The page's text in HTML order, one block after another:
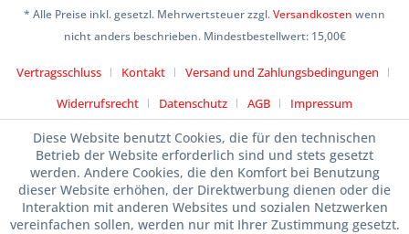
* Alle Preise inkl. gesetzl. Mehrwertsteuer zzgl.Versandkosten wenn
nicht anders beschrieben. Mindestbestellwert: 15,00€
Vertragsschluss Kontakt
Versand und Zahlungsbedingungen
Widerrufsrecht
Datenschutz AGB Impressum
Diese Website benutzt Cookies, die für den technischen
Betrieb der Website erforderlich sind und stets gesetzt
werden. Andere Cookies, die den Komfort bei Benutzung
dieser Website erhöhen, der Direktwerbung dienen oder die
Interaktion mit anderen Websites und sozialen Netzwerken
vereinfachen sollen, werden nur mit Ihrer Zustimmung gesetzt.